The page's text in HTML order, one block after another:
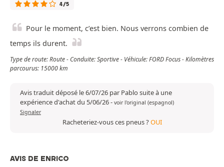
4/5
Pour le moment, c’est bien. Nous verrons combien de
temps ils durent.
Type de route: Route - Conduite: Sportive - Véhicule: FORD Focus - Kilomètres
parcourus: 15000 km
Avis traduit déposé le 6/07/26 par Pablo suite à une
expérience d'achat du 5/06/26- voir l'original (espagnol)
Signaler
Racheteriez-vous ces pneus ?OUI
AVIS DE ENRICO